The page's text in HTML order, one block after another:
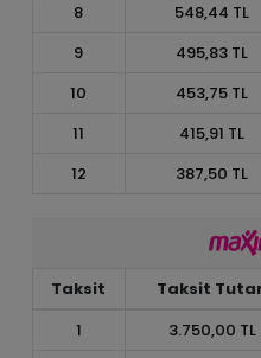
8
548,44 TL
9
495,83 TL
10
453,75 TL
11
415,91 TL
12
387,50 TL
Taksit Taksit
1
3.750,00 TL